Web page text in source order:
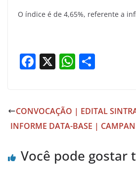
O índice é de 4,65%, referente a
F
e
b
o
X W
s
A
p
e
CONVOCAÇÃO | EDITAL
INFORME DATA-BASE |
Você pode gostar